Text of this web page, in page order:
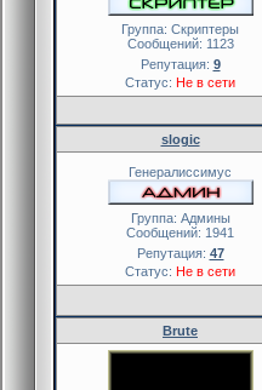
Группа: Скриптеры
Сообщений: 1123
Репутация: 9
Статус: Не в сети
slogic
Генералиссимус
Группа: Админы
Сообщений: 1941
Репутация: 47
Статус: Не в сети
Brute